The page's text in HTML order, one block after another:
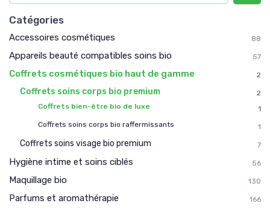
Catégories
Accessoires cosmétiques 88
Appareils beauté compatibles soins bio 57
Coffrets cosmétiques bio haut de gamme 2
Coffrets soins corps bio premium
2
Coffrets bien-être bio de luxe
1
Coffrets soins corps bio raffermissants
1
Coffrets soins visage bio premium 7
Hygiène intime et soins ciblés 56
Maquillage bio 130
Parfums et aromathérapie 166